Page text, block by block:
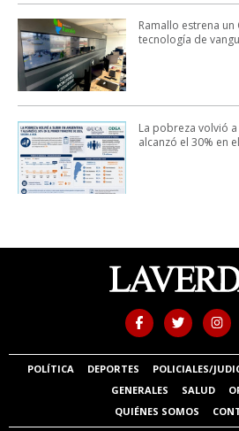
Ramallo estrena
tecnología de
La pobreza volvió
alcanzó el 30% en
POLÍTICA DEPORTES POLICIALES/
GENERALES
SALUD
QUIÉNES SOMOS